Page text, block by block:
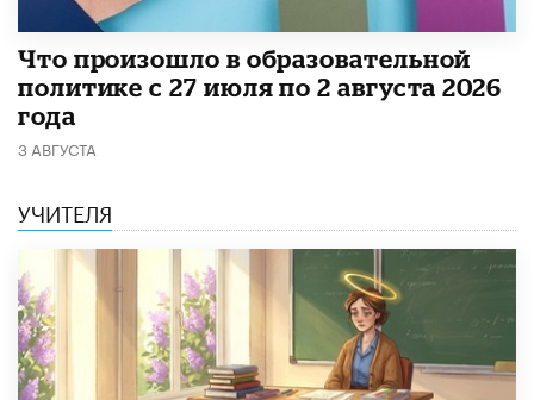
​Что произошло в образовательной
политике с 27 июля по 2 августа 2026
года
3 АВГУСТА
УЧИТЕЛЯ